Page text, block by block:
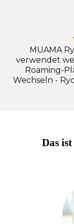
MUAMA
verwendet
Roaming-
Wechseln -
Das